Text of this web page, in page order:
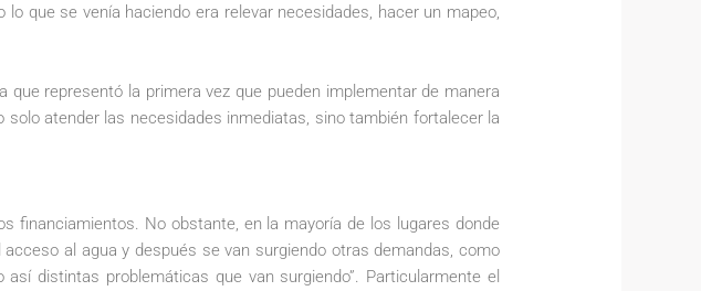
que se venía haciendo era relevar necesidades, hacer un mapeo,
representó la primera vez que pueden implementar de manera
atender las necesidades inmediatas, sino también fortalecer la
financiamientos. No obstante, en la mayoría de los lugares donde
al agua y después se van surgiendo otras demandas, como
distintas problemáticas que van surgiendo”. Particularmente el